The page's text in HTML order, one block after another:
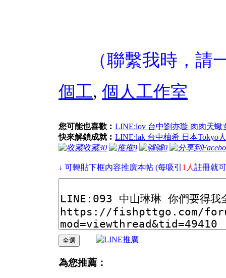
（聯繫我時，請
個工, 個人工作室
您可能也喜歡︰ LINE:lov 台中劉亦璇 肉肉天蠍
快來解鎖成就︰ LINE:lak 台中柚希 日本Tokyo
收藏30 推9 噓0
↓ 可轉貼下框內容推廣本帖 (每吸引 1人 註冊就
為您推薦：